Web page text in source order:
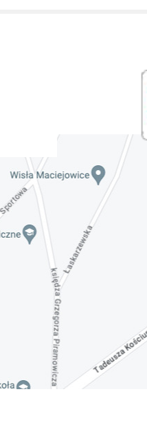
i Bitwy pod
XXXV Rajd
28.09.2021
Invalid date
XXIX Konkurs Kapel
Regionów